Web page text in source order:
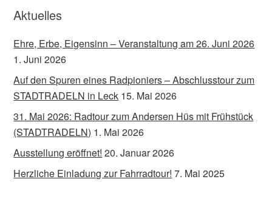
Aktuelles
Ehre, Erbe, Eigensinn – Veranstaltung am 26. Juni 2026
1. Juni 2026
Auf den Spuren eines Radpioniers – Abschlusstour zum
STADTRADELN in Leck 15. Mai 2026
31. Mai 2026: Radtour zum Andersen Hüs mit Frühstück
(STADTRADELN) 1. Mai 2026
Ausstellung eröffnet! 20. Januar 2026
Herzliche Einladung zur Fahrradtour! 7. Mai 2025